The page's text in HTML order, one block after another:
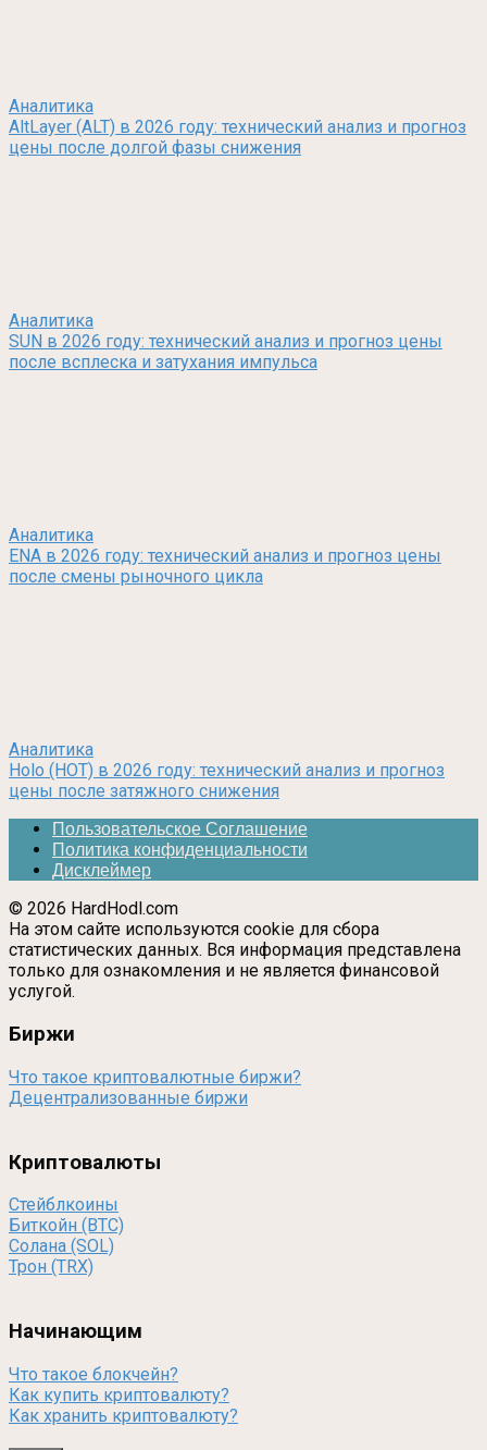
Аналитика
AltLayer (ALT) в 2026 году: технический анализ и прогноз
цены после долгой фазы снижения
Аналитика
SUN в 2026 году: технический анализ и прогноз цены
после всплеска и затухания импульса
Аналитика
ENA в 2026 году: технический анализ и прогноз цены
после смены рыночного цикла
Аналитика
Holo (HOT) в 2026 году: технический анализ и прогноз
цены после затяжного снижения
Пользовательское Соглашение
Политика конфиденциальности
Дисклеймер
© 2026 HardHodl.com
На этом сайте используются cookie для сбора
статистических данных. Вся информация представлена
только для ознакомления и не является финансовой
услугой.
Биржи
Что такое криптовалютные биржи?
Децентрализованные биржи
Криптовалюты
Стейблкоины
Биткойн (BTC)
Солана (SOL)
Трон (TRX)
Начинающим
Что такое блокчейн?
Как купить криптовалюту?
Как хранить криптовалюту?